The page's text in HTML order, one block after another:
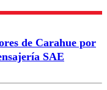
de Carahue por
SAE